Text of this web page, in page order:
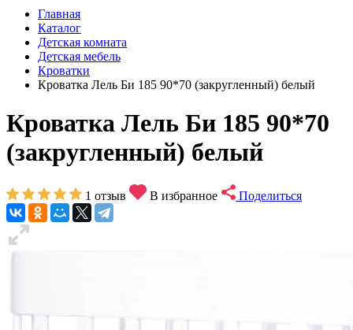
Главная
Каталог
Детская комната
Детская мебель
Кроватки
Кроватка Лель Би 185 90*70 (закругленный) белый
Кроватка Лель Би 185 90*70
(закругленный) белый
1 отзыв В избранное Поделиться